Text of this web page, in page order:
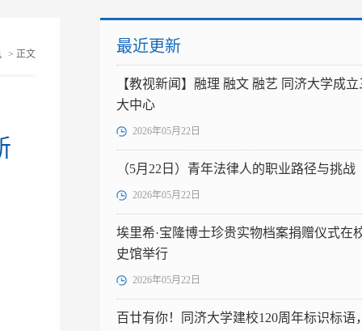
> 正文 最近更新
【教视新闻】融理 融文 融艺 同济大学成立
大中心
2026年05月22日
（5月22日）青年法律人的职业路径与挑战
2026年05月22日
埃里希·宝隆博士珍贵实物档案捐赠仪式在
史馆举行
2026年05月22日
百廿有你！同济大学建校120周年标识标语